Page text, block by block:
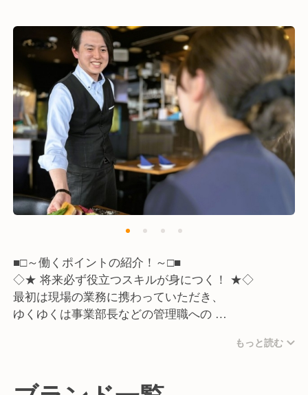
身につけられる環境です。変化の時代だからこそ面白
い。
ぜひ当社であなたの経験を発揮してください。
1、一般社員
2、主任
2、店長
3、ブロック長
4、マネージャー
5、部長
6、物件開発
7、購買・商品開発
9、加盟店開発
10、FC本部SV
11、事業部長
12、経営企画
■□～働くポイントの紹介！～□■
◇★ 将来必ず役立つスキルが身につく！ ★◇
最初は現場の業務に携わっていただき、
ゆくゆくは事業部長などの管理職への
最大化させるための販売施策の考案など…。
もっと読む